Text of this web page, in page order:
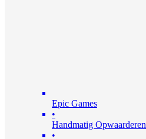
Epic Games
•
Handmatig Opwaarderen
•